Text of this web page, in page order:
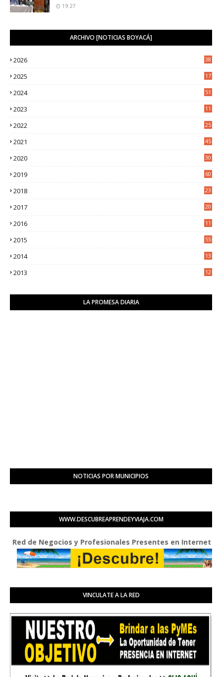
19:27
ARCHIVO [NOTICIAS BOYACÁ]
2026 38
2025
17
2024 51
2023
11
2022
25
2021
45
2020
30
2019 60
2018
23
2017
20
2016
11
2015 55
2014
13
2013
12
LA PROMESA DIARIA
NOTICIAS POR MUNICIPIOS
WWW.DESCUBREAPRENDEYVIAJA.COM
Negocios y Profesionales Presentes en Internet
VINCULATE A LA RED